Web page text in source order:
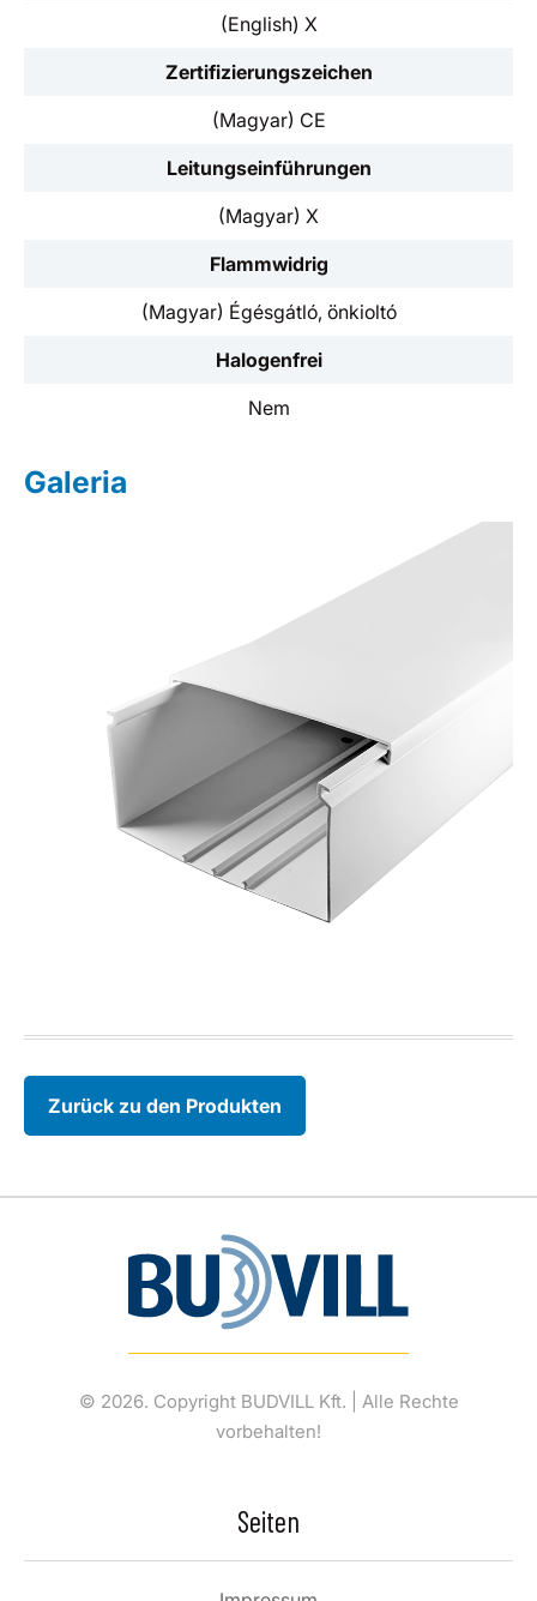
(English) X
Zertifizierungszeichen
(Magyar) CE
Leitungseinführungen
(Magyar) X
Flammwidrig
(Magyar) Égésgátló, önkioltó
Halogenfrei
Nem
Galeria
Zurück zu den Produkten
© 2026. Copyright BUDVILL Kft. | Alle Rechte
vorbehalten!
Seiten